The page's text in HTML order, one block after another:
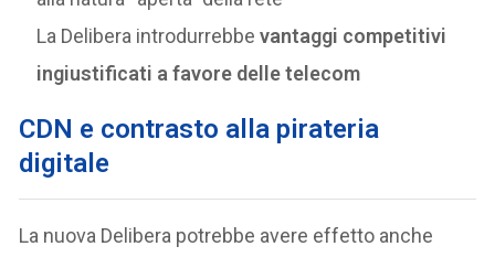
La Delibera introdurrebbevantaggi competitivi
ingiustificati a favore delle telecom
CDN e contrasto alla pirateria
digitale
La nuova Delibera potrebbe avere effetto anche